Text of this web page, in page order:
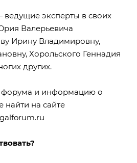
ведущие эксперты в своих
Валерьевича
Ирину Владимировну,
Хорольского Геннадия
других.
и информацию о
найти на сайте